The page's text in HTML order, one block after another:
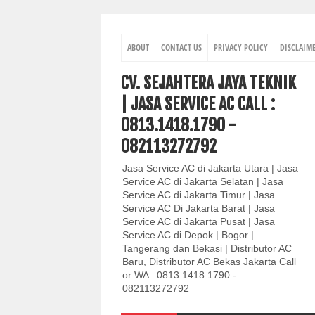
ABOUT CONTACT US PRIVACY POLICY
CV. SEJAHTERA JAYA TEKNIK
| JASA SERVICE AC CALL :
0813.1418.1790 -
082113272792
Jasa Service AC di Jakarta Utara | Jasa
Service AC di Jakarta Selatan | Jasa
Service AC di Jakarta Timur | Jasa
Service AC Di Jakarta Barat | Jasa
Service AC di Jakarta Pusat | Jasa
Service AC di Depok | Bogor |
Tangerang dan Bekasi | Distributor AC
Baru, Distributor AC Bekas Jakarta Call
or WA : 0813.1418.1790 -
082113272792